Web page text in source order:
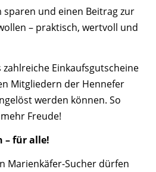
sparen und einen Beitrag zur
– praktisch, wertvoll und
Einkaufsgutscheine
Mitgliedern der Hennefer
werden können. So
Freude!
– für alle!
Marienkäfer-Sucher dürfen